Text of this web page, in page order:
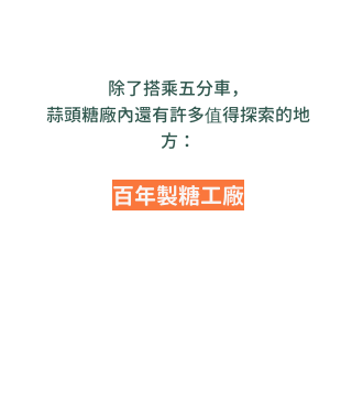
除了搭乘五分車，
蒜頭糖廠內還有許多值得探索的地
方：
百年製糖工廠